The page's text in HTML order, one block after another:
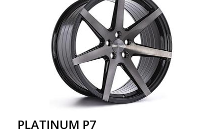
PLATINUM P7